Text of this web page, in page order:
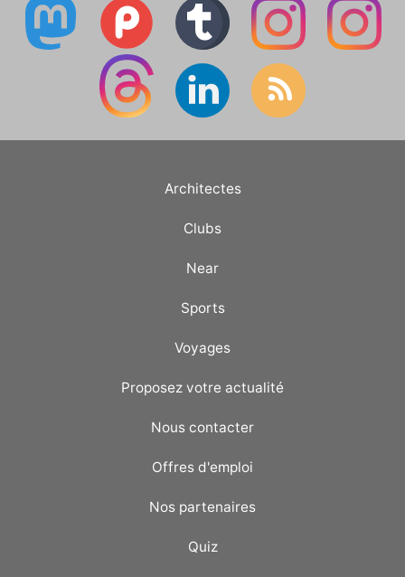
Architectes
Clubs
Near
Sports
Voyages
Proposez votre actualité
Nous contacter
Offres d'emploi
Nos partenaires
Quiz